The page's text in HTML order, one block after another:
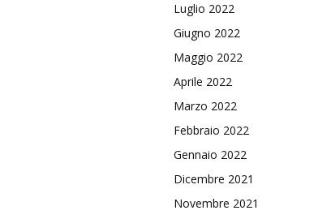
Luglio 2022
Giugno 2022
Maggio 2022
Aprile 2022
Marzo 2022
Febbraio 2022
Gennaio 2022
Dicembre 2021
Novembre 2021